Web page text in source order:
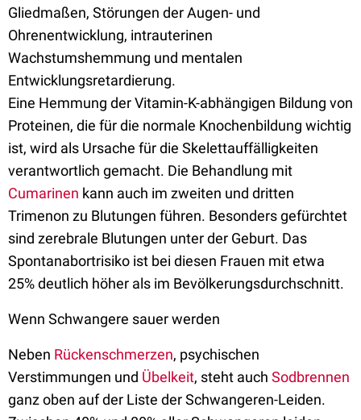
Gliedmaßen, Störungen der Augen- und
Ohrenentwicklung, intrauterinen
Wachstumshemmung und mentalen
Entwicklungsretardierung.
Eine Hemmung der Vitamin-K-abhängigen Bildung von
Proteinen, die für die normale Knochenbildung wichtig
ist, wird als Ursache für die Skelettauffälligkeiten
verantwortlich gemacht. Die Behandlung mit
Cumarinen kann auch im zweiten und dritten
Trimenon zu Blutungen führen. Besonders gefürchtet
sind zerebrale Blutungen unter der Geburt. Das
Spontanabortrisiko ist bei diesen Frauen mit etwa
25% deutlich höher als im Bevölkerungsdurchschnitt.
Wenn Schwangere sauer werden
Neben Rückenschmerzen, psychischen
Verstimmungen und Übelkeit, steht auch Sodbrennen
ganz oben auf der Liste der Schwangeren-Leiden.